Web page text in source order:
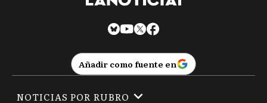
Añadir como fuente en
NOTICIAS POR RUBRO